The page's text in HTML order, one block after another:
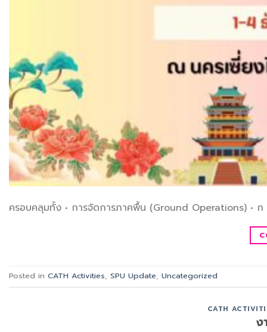
ครอบคลุมทั้ง • การจัดการภาคพื้น (Ground Operations) • ก
Posted in CATH Activities, SPU Update, Uncategorized
CATH
ง